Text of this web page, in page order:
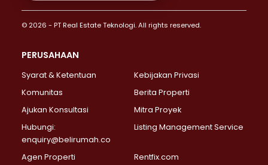
Properti Dijual di Bendungan Hilir >
Properti Dijual di Jakarta Selatan >
Properti Dijual di Lebak Bulus >
Properti Dijual di Gandaria Selatan >
Properti Dijual di Pondok Labu >
Properti Dijual di Lenteng Agung >
Properti Dijual di Senayan >
Properti Dijual di Pondok Pinang >
© 2026 - PT Real Estate Teknologi. All rights reserved.
PERUSAHAAN
Syarat & Ketentuan
Kebijakan Privasi
Komunitas
Berita Properti
Ajukan Konsultasi
Mitra Proyek
Hubungi:
enquiry@belirumah.co
Listing Management Service
Agen Properti Rentfix.com